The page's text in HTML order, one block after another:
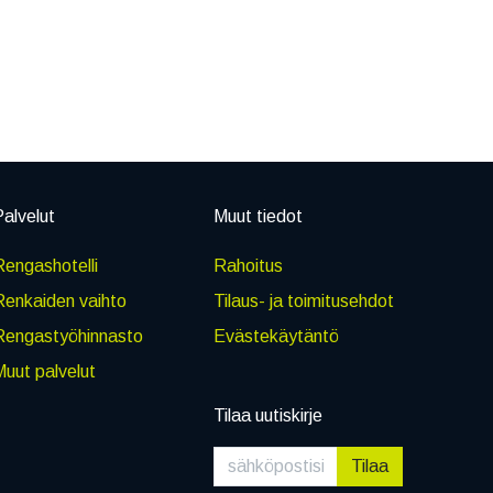
vaihto
palvelut
Muut tiedot
Rahoitus
Tilaus- ja toimitusehdot
Evästekäytäntö
Tilaa uutiskirje
Tilaa